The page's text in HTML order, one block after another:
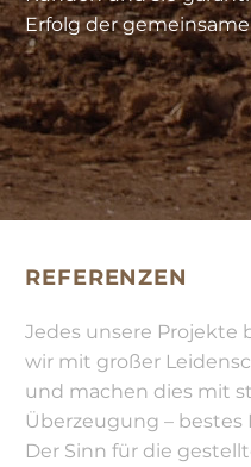
Erfolg der
REFERENZEN
Jedes unsere
wir mit großer
und machen dies mit
Überzeugung – bestes
Der Sinn für die